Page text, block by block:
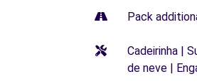
Pack
Cadeirinha |
de neve |